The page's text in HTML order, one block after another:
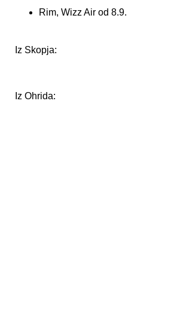
Rim, Wizz Air od 8.9.
Iz Skopja:
Iz Ohrida: